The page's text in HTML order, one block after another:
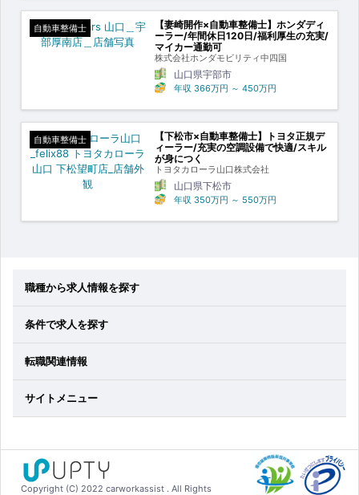
自動車整備士
【妻崎開作×自動車整備士】ホンダディ
ーラー/年間休日120日/福利厚生の充実/
マイカー通勤可
株式会社ホンダモビリティ中四国
山口県宇部市
年収 366万円 ～ 450万円
自動車整備士
【下松市×自動車整備士】トヨタ正規デ
ィーラー/充実の空調設備で快適/スキル
が身につく
トヨタカローラ山口株式会社
山口県下松市
年収 350万円 ～ 550万円
職種から求人情報を探す
条件で求人を探す
転職関連情報
サイトメニュー
Copyright (C) 2022 carworkassist . All Rights